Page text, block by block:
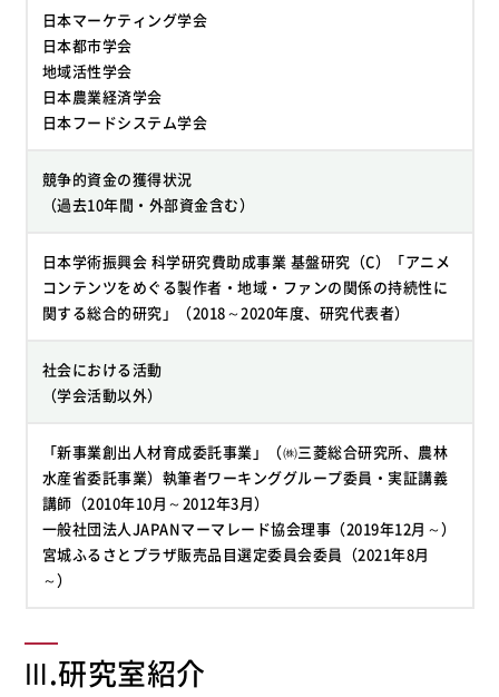
日本マーケティング学会
日本都市学会
地域活性学会
日本農業経済学会
日本フードシステム学会
競争的資金の獲得状況
（過去10年間・外部資金含む）
日本学術振興会 科学研究費助成事業 基盤研究（C）「アニメ
コンテンツをめぐる製作者・地域・ファンの関係の持続性に
関する総合的研究」（2018～2020年度、研究代表者）
社会における活動
（学会活動以外）
「新事業創出人材育成委託事業」（㈱三菱総合研究所、農林
水産省委託事業）執筆者ワーキンググループ委員・実証講義
講師（2010年10月～2012年3月）
一般社団法人JAPANマーマレード協会理事（2019年12月～）
宮城ふるさとプラザ販売品目選定委員会委員（2021年8月
～）
Ⅲ.研究室紹介